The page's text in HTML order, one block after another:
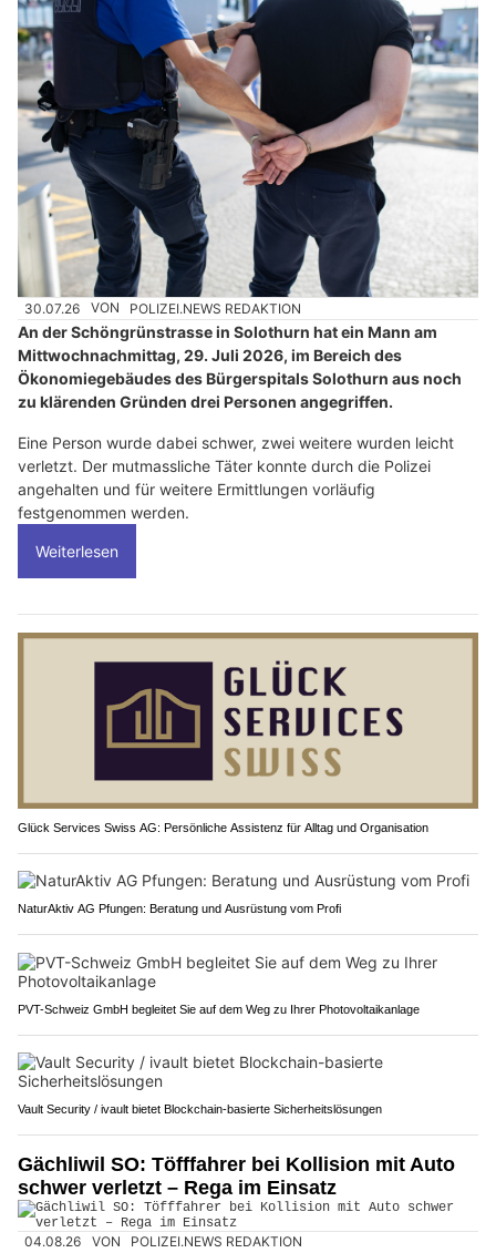
30.07.26 VON POLIZEI.NEWS REDAKTION
An der Schöngrünstrasse in Solothurn hat ein Mann am
Mittwochnachmittag, 29. Juli 2026, im Bereich des
Ökonomiegebäudes des Bürgerspitals Solothurn aus noch
zu klärenden Gründen drei Personen angegriffen.
Eine Person wurde dabei schwer, zwei weitere wurden leicht
verletzt. Der mutmassliche Täter konnte durch die Polizei
angehalten und für weitere Ermittlungen vorläufig
festgenommen werden.
Weiterlesen
Glück Services Swiss AG: Persönliche Assistenz für Alltag und Organisation
NaturAktiv AG Pfungen: Beratung und Ausrüstung vom Profi
PVT-Schweiz GmbH begleitet Sie auf dem Weg zu Ihrer Photovoltaikanlage
Vault Security / ivault bietet Blockchain-basierte Sicherheitslösungen
Gächliwil SO: Töfffahrer bei Kollision mit Auto
schwer verletzt – Rega im Einsatz
04.08.26 VON POLIZEI.NEWS REDAKTION